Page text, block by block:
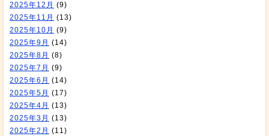
2025年12月 (9)
2025年11月 (13)
2025年10月 (9)
2025年9月 (14)
2025年8月 (8)
2025年7月 (9)
2025年6月 (14)
2025年5月 (17)
2025年4月 (13)
2025年3月 (13)
2025年2月 (11)